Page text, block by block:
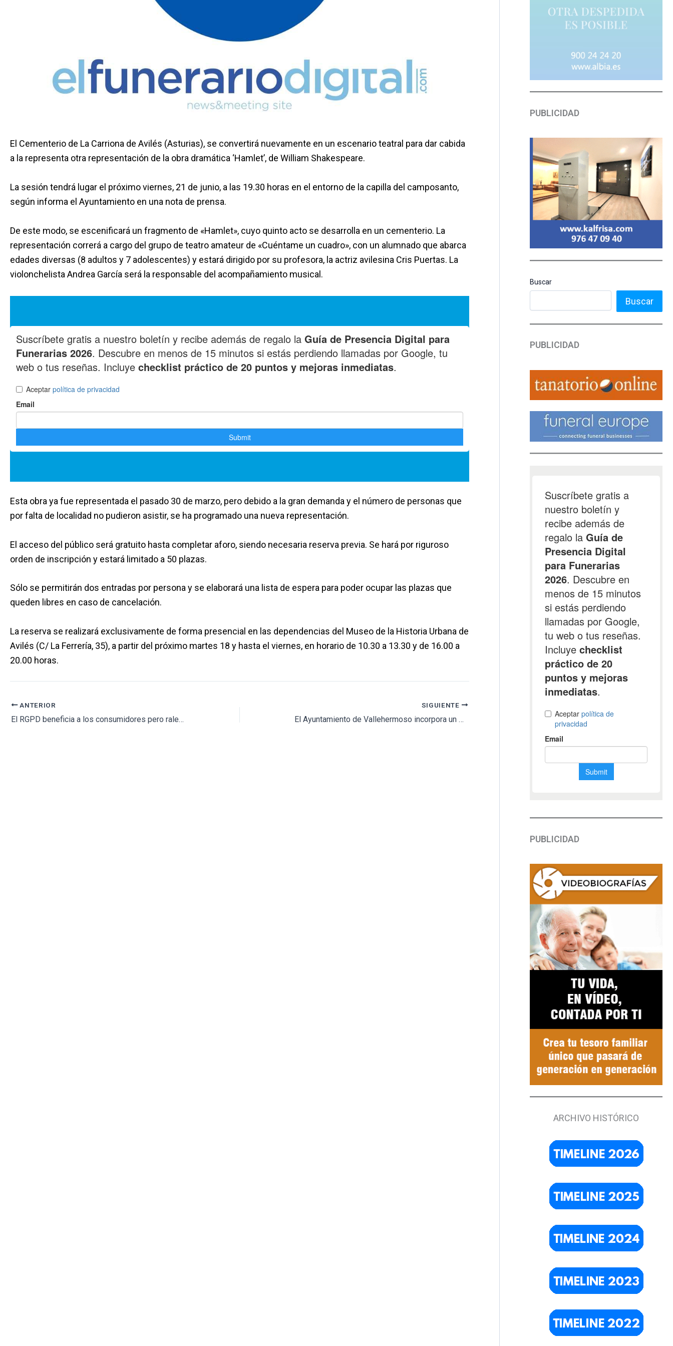
El Cementerio de La Carriona de Avilés (Asturias), se convertirá nuevamente en un escenario teatral para dar cabida
a la representa otra representación de la obra dramática ‘Hamlet’, de William Shakespeare.
La sesión tendrá lugar el próximo viernes, 21 de junio, a las 19.30 horas en el entorno de la capilla del camposanto,
según informa el Ayuntamiento en una nota de prensa.
De este modo, se escenificará un fragmento de «Hamlet», cuyo quinto acto se desarrolla en un cementerio. La
representación correrá a cargo del grupo de teatro amateur de «Cuéntame un cuadro», con un alumnado que abarca
edades diversas (8 adultos y 7 adolescentes) y estará dirigido por su profesora, la actriz avilesina Cris Puertas. La
violonchelista Andrea García será la responsable del acompañamiento musical.
Esta obra ya fue representada el pasado 30 de marzo, pero debido a la gran demanda y el número de personas que
por falta de localidad no pudieron asistir, se ha programado una nueva representación.
El acceso del público será gratuito hasta completar aforo, siendo necesaria reserva previa. Se hará por riguroso
orden de inscripción y estará limitado a 50 plazas.
Sólo se permitirán dos entradas por persona y se elaborará una lista de espera para poder ocupar las plazas que
queden libres en caso de cancelación.
La reserva se realizará exclusivamente de forma presencial en las dependencias del Museo de la Historia Urbana de
Avilés (C/ La Ferrería, 35), a partir del próximo martes 18 y hasta el viernes, en horario de 10.30 a 13.30 y de 16.00 a
20.00 horas.
ANTERIOR
El RGPD beneficia a los consumidores pero ralentiza la innovación digital de las aseguradoras
SIGUIENTE
El Ayuntamiento de Vallehermoso incorpora un elevador portaféretros para el cementerio del Casco
PUBLICIDAD
Buscar
Buscar
PUBLICIDAD
PUBLICIDAD
ARCHIVO HISTÓRICO